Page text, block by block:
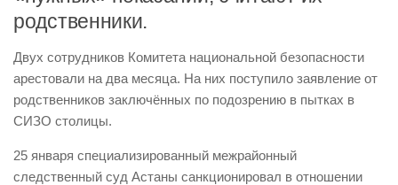
родственники.
Двух сотрудников Комитета национальной безопасности
арестовали на два месяца. На них поступило заявление от
родственников заключённых по подозрению в пытках в
СИЗО столицы.
25 января специализированный межрайонный
следственный суд Астаны санкционировал в отношении